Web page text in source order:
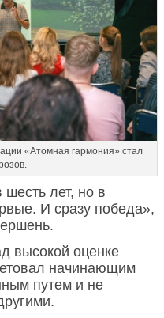
«Атомная гармония» стал
лет, но в
И сразу победа»,
высокой оценке
начинающим
путем и не